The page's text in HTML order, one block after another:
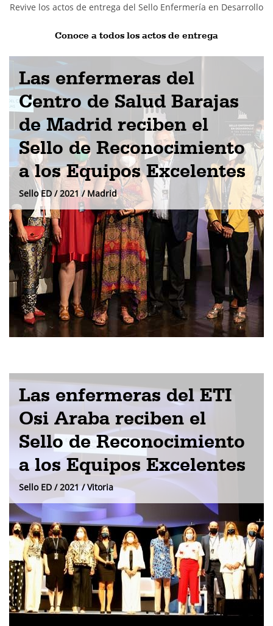
Revive los actos de entrega del Sello Enfermería en Desarrollo
Conoce a todos los actos de entrega
Las enfermeras del
Centro de Salud Barajas
de Madrid reciben el
Sello de Reconocimiento
a los Equipos Excelentes
Sello ED / 2021 / Madrid
Las enfermeras del ETI
Osi Araba reciben el
Sello de Reconocimiento
a los Equipos Excelentes
Sello ED / 2021 / Vitoria